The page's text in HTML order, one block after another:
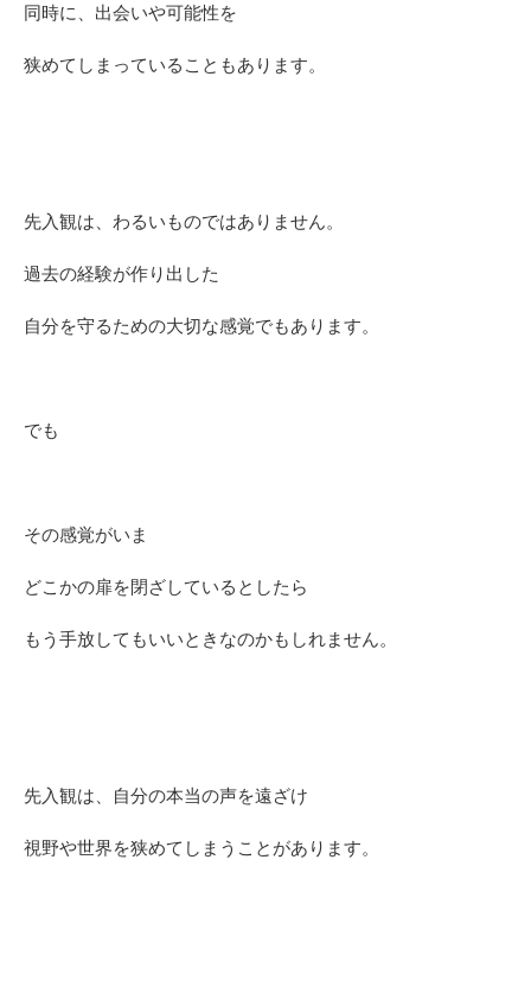
同時に、出会いや可能性を
狭めてしまっていることもあります。
先入観は、わるいものではありません。
過去の経験が作り出した
自分を守るための大切な感覚でもあります。
でも
その感覚がいま
どこかの扉を閉ざしているとしたら
もう手放してもいいときなのかもしれません。
先入観は、自分の本当の声を遠ざけ
視野や世界を狭めてしまうことがあります。